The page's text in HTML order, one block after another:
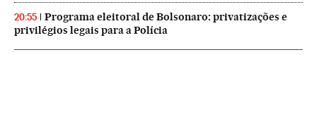
20:55
Programa eleitoral de Bolsonaro: privatizações e
privilégios legais para a Polícia